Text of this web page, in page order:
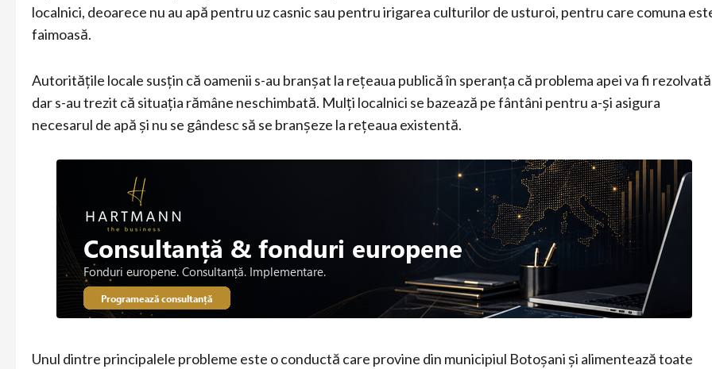
localnici, deoarece nu au apă pentru uz casnic sau pentru irigarea culturilor de usturoi, pentru care comuna
faimoasă.
Autoritățile locale susțin că oamenii s-au branșat la rețeaua publică în speranța că problema apei va fi
dar s-au trezit că situația rămâne neschimbată. Mulți localnici se bazează pe fântâni pentru a-și asigura
necesarul de apă și nu se gândesc să se branșeze la rețeaua existentă.
Unul dintre principalele probleme este o conductă care provine din municipiul Botoșani și alimentează toate